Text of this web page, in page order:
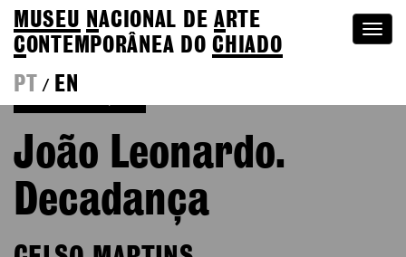
MUSEU NACIONAL DEA RTE
CONTEMPORÂNEA DOCHIADO
PT
/ EN
João Leonardo.
Decadança